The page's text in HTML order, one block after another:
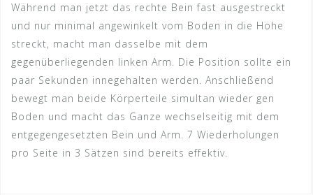
Während man jetzt das rechte Bein fast ausgestreckt
und nur minimal angewinkelt vom Boden in die Höhe
streckt, macht man dasselbe mit dem
gegenüberliegenden linken Arm. Die Position sollte ein
paar Sekunden innegehalten werden. Anschließend
bewegt man beide Körperteile simultan wieder gen
Boden und macht das Ganze wechselseitig mit dem
entgegengesetzten Bein und Arm. 7 Wiederholungen
pro Seite in 3 Sätzen sind bereits effektiv.